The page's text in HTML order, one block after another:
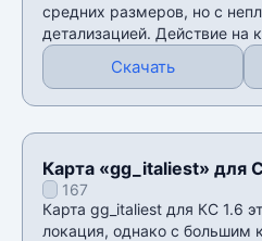
средних размеров, но с
детализацией. Действие на
Скачать
Карта «gg_italiest» для
167
Карта gg_italiest для КС 1.6
локация, однако с большим